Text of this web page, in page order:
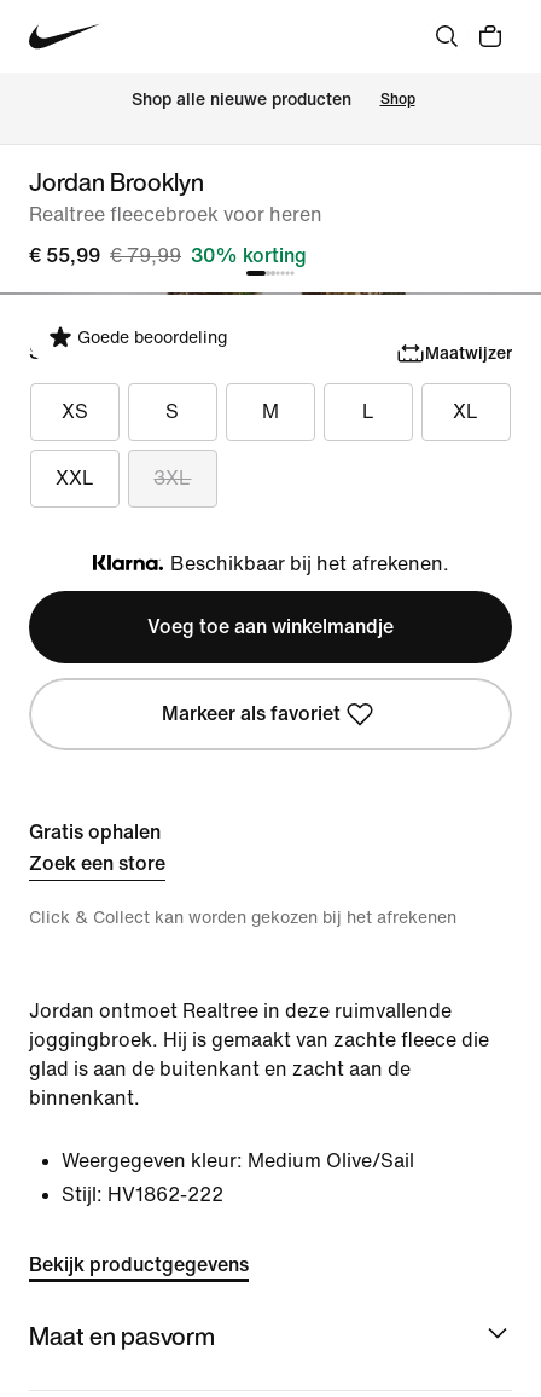
Shop alle nieuwe producten Shop
Jordan Brooklyn
Realtree fleecebroek voor heren
€ 55,99 € 79,99 30% korting
Goede beoordeling
Selecteer maat Maatwijzer
XS S M L XL
XXL 3XL
Klarna
Beschikbaar bij het afrekenen.
Voeg toe aan winkelmandje
Markeer als favoriet
Gratis ophalen
Zoek een store
Click & Collect kan worden gekozen bij het afrekenen
Jordan ontmoet Realtree in deze ruimvallende
joggingbroek. Hij is gemaakt van zachte fleece die
glad is aan de buitenkant en zacht aan de
binnenkant.
Weergegeven kleur: Medium Olive/Sail
Stijl: HV1862-222
Bekijk productgegevens
Maat en pasvorm